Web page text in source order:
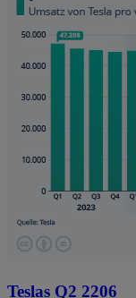
Teslas Q2 2206